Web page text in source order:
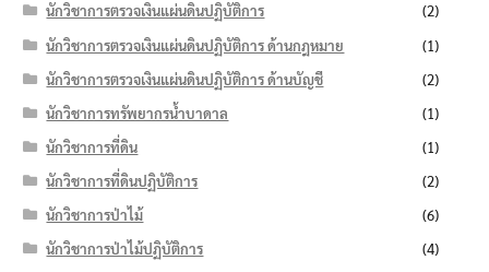
นักวิชาการตรวจเงินแผ่นดินปฏิบัติการ
(2)
นักวิชาการตรวจเงินแผ่นดินปฏิบัติการ ด้านกฎหมาย
(1)
นักวิชาการตรวจเงินแผ่นดินปฏิบัติการ ด้านบัญชี
(2)
นักวิชาการทรัพยากรน้ำบาดาล
(1)
นักวิชาการที่ดิน
(1)
นักวิชาการที่ดินปฏิบัติการ
(2)
นักวิชาการป่าไม้
(6)
นักวิชาการป่าไม้ปฏิบัติการ
(4)